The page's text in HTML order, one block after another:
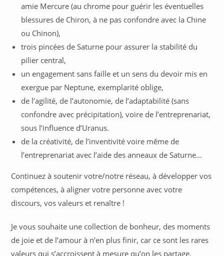
amie Mercure (au chrome pour guérir les éventuelles
blessures de Chiron, à ne pas confondre avec la Chine
ou Chinon),
trois pincées de Saturne pour assurer la stabilité du
pilier central,
un engagement sans faille et un sens du devoir mis en
exergue par Neptune, exemplarité oblige,
de l’agilité, de l’autonomie, de l’adaptabilité (sans
confondre avec précipitation), voire de l’entreprenariat,
sous l’influence d’Uranus.
de la créativité, de l’inventivité voire même de
l’entreprenariat avec l’aide des anneaux de Saturne…
Continuez à soutenir votre/notre réseau, à développer vos
compétences, à aligner votre personne avec votre
discours, vos valeurs et renaître !
Je vous souhaite une collection de bonheur, des moments
de joie et de l’amour à n’en plus finir, car ce sont les rares
valeurs qui s’accroissent à mesure qu’on les partage.